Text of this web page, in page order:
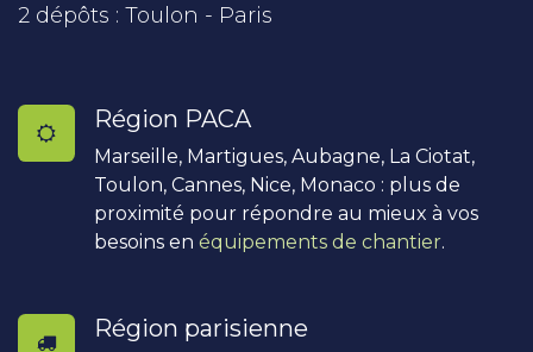
2 dépôts : Toulon - Paris
Région PACA
Marseille, Martigues, Aubagne, La Ciotat,
Toulon, Cannes, Nice, Monaco : plus de
proximité pour répondre au mieux à vos
besoins en équipements de chantier.
Région parisienne